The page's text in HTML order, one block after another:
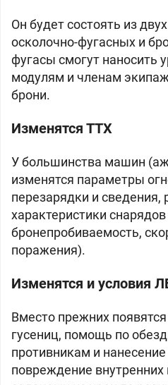
Он будет состоять из
осколочно-фугасных и
фугасы смогут наносить
модулям и членам
брони.
Изменятся ТТХ
У большинства машин
изменятся параметры
перезарядки и сведения,
характеристики снарядов
бронепробиваемость,
поражения).
Изменятся и условия
Вместо прежних
гусениц, помощь по
противникам и
повреждение